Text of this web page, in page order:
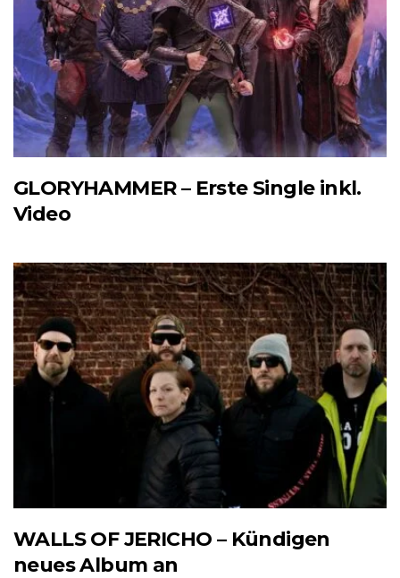
GLORYHAMMER – Erste Single inkl.
Video
WALLS OF JERICHO – Kündigen
neues Album an